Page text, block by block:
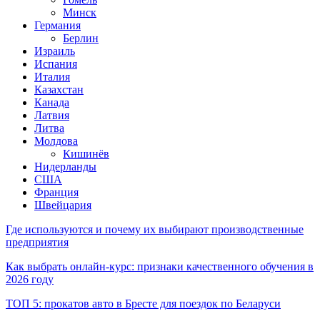
Минск
Германия
Берлин
Израиль
Испания
Италия
Казахстан
Канада
Латвия
Литва
Молдова
Кишинёв
Нидерланды
США
Франция
Швейцария
Где используются и почему их выбирают производственные
предприятия
Как выбрать онлайн-курс: признаки качественного обучения в
2026 году
ТОП 5: прокатов авто в Бресте для поездок по Беларуси